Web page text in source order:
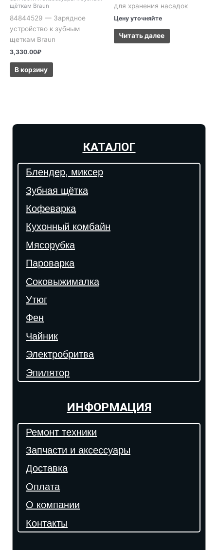
щёткам Braun
84844529 — Зарядное
устройство к зубным
щеткам Braun
3,330.00₽
В корзину
для хранения насадок
Цену уточняйте
Читать далее
КАТАЛОГ
Блендер, миксер
Зубная щётка
Кофеварка
Кухонный комбайн
Мясорубка
Пароварка
Соковыжималка
Утюг
Фен
Чайник
Электробритва
Эпилятор
ИНФОРМАЦИЯ
Ремонт техники
Запчасти и аксессуары
Доставка
Оплата
О компании
Контакты